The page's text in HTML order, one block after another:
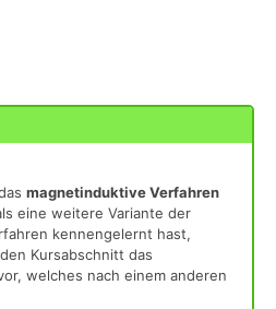
magnetinduktive Verfahren
eine weitere Variante der
kennengelernt hast,
Kursabschnitt das
welches nach einem anderen